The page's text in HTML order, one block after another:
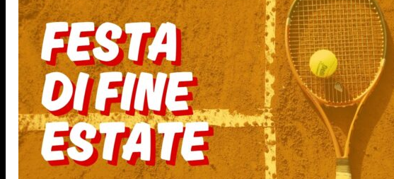
HOME IL CIRCOLO SCUOLA ATPNET